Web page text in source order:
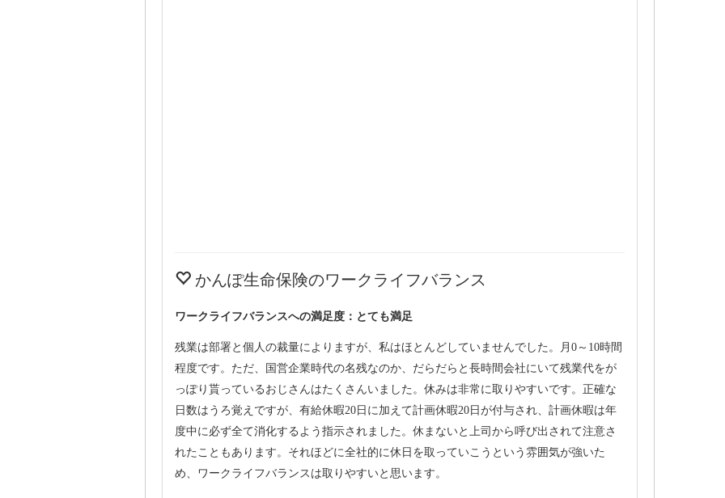
かんぽ生命保険のワークライフバランス
ワークライフバランスへの満足度：とても満足
残業は部署と個人の裁量によりますが、私はほとんどしていませんでした。月0～10時間
程度です。ただ、国営企業時代の名残なのか、だらだらと長時間会社にいて残業代をが
っぽり貰っているおじさんはたくさんいました。休みは非常に取りやすいです。正確な
日数はうろ覚えですが、有給休暇20日に加えて計画休暇20日が付与され、計画休暇は年
度中に必ず全て消化するよう指示されました。休まないと上司から呼び出されて注意さ
れたこともあります。それほどに全社的に休日を取っていこうという雰囲気が強いた
め、ワークライフバランスは取りやすいと思います。